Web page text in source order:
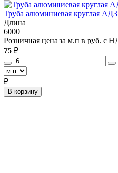
Труба алюминиевая круглая
Длина
6000
Розничная цена за м.п в руб. с
75 ₽
₽
В корзину